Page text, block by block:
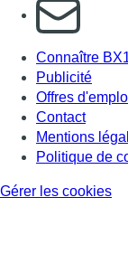
Connaître
Publicité
Offres
Contact
Mentions
Politique de
Gérer les cookies